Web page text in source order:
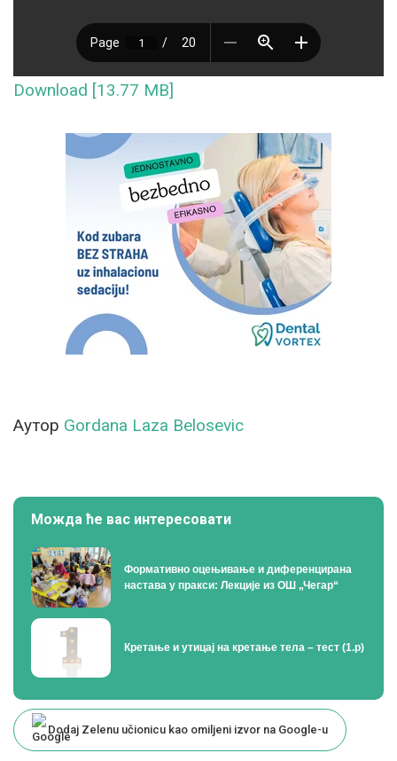
Download [13.77 MB]
Аутор Gordana Laza Belosevic
Можда ће вас интересовати
Формативно оцењивање и диференцирана
настава у пракси: Лекције из ОШ „Чегар“
Кретање и утицај на кретање тела – тест (1.р)
Dodaj Zelenu učionicu kao omiljeni izvor na Google-u